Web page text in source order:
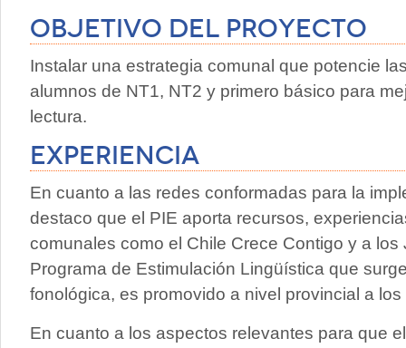
Objetivo del proyecto
Instalar una estrategia comunal que potencie
alumnos de NT1, NT2 y primero básico para
lectura.
Experiencia
En cuanto a las redes conformadas para la
destaco que el PIE aporta recursos,
comunales como el Chile Crece Contigo y a
Programa de Estimulación Lingüística que
fonológica, es promovido a nivel provincial a
En cuanto a los aspectos relevantes para que